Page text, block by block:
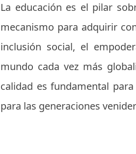
La educación es el pilar
mecanismo para adquirir
inclusión social, el
mundo cada vez más
calidad es fundamental
para las generaciones